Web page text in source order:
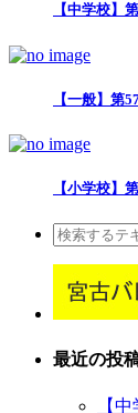
【中学校】
【一般】第
【小学校】
最近の投
【